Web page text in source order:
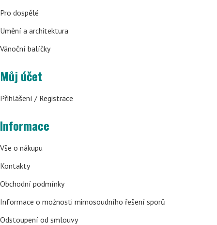
Pro dospělé
Umění a architektura
Vánoční balíčky
Můj účet
Přihlášení / Registrace
Informace
Vše o nákupu
Kontakty
Obchodní podmínky
Informace o možnosti mimosoudního řešení sporů
Odstoupení od smlouvy